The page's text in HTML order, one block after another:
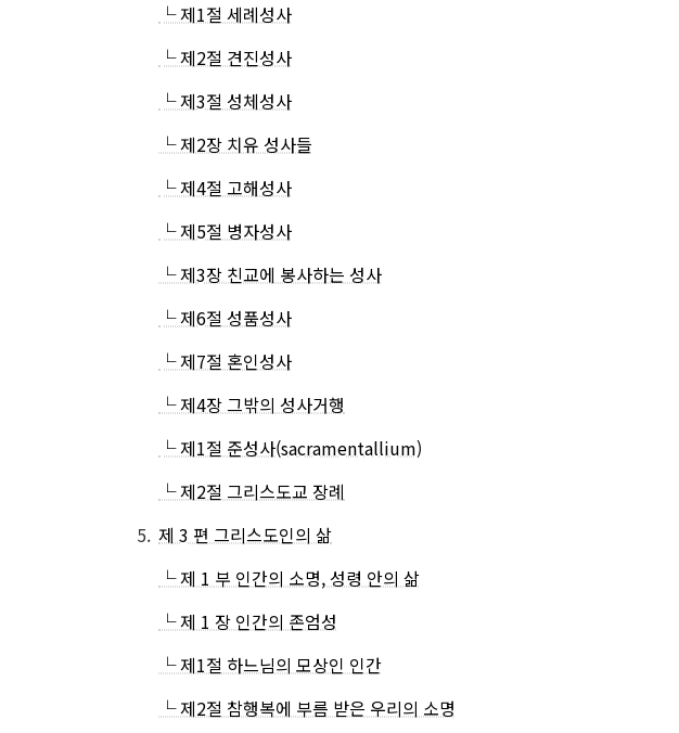
└ 제1절 세례성사
└ 제2절 견진성사
└ 제3절 성체성사
└ 제2장 치유 성사들
└ 제4절 고해성사
└ 제5절 병자성사
└ 제3장 친교에 봉사하는 성사
└ 제6절 성품성사
└ 제7절 혼인성사
└ 제4장 그밖의 성사거행
└ 제1절 준성사(sacramentallium)
└ 제2절 그리스도교 장례
5. 제 3 편 그리스도인의 삶
└ 제 1 부 인간의 소명, 성령 안의 삶
└ 제 1 장 인간의 존엄성
└ 제1절 하느님의 모상인 인간
└ 제2절 참행복에 부름 받은 우리의 소명